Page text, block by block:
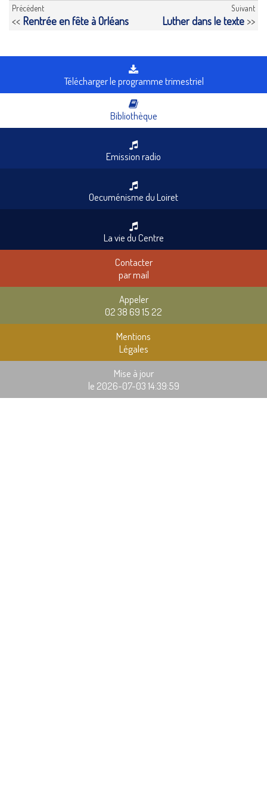
Précédent
<< Rentrée en fête à Orléans
Suivant
Luther dans le texte >>
Télécharger le programme trimestriel
Bibliothèque
Emission radio
Oecuménisme du Loiret
La vie du Centre
Contacter
par mail
Appeler
02 38 69 15 22
Mentions
Légales
Mise à jour
le 2026-07-03 14:39:59